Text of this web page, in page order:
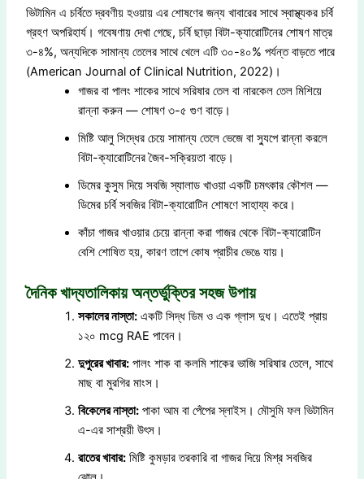
ভিটামিন এ চর্বিতে দ্রবণীয় হওয়ায় এর শোষণের জন্য খাবারের সাথে স্বাস্থ্যকর চর্বি
গ্রহণ অপরিহার্য। গবেষণায় দেখা গেছে, চর্বি ছাড়া বিটা-ক্যারোটিনের শোষণ মাত্র
৩-৪%, অন্যদিকে সামান্য তেলের সাথে খেলে এটি ৩০-৪০% পর্যন্ত বাড়তে পারে
(American Journal of Clinical Nutrition, 2022)।
গাজর বা পালং শাকের সাথে সরিষার তেল বা নারকেল তেল মিশিয়ে
রান্না করুন — শোষণ ৩-৫ গুণ বাড়ে।
মিষ্টি আলু সিদ্ধের চেয়ে সামান্য তেলে ভেজে বা স্যুপে রান্না করলে
বিটা-ক্যারোটিনের জৈব-সক্রিয়তা বাড়ে।
ডিমের কুসুম দিয়ে সবজি স্যালাড খাওয়া একটি চমৎকার কৌশল —
ডিমের চর্বি সবজির বিটা-ক্যারোটিন শোষণে সাহায্য করে।
কাঁচা গাজর খাওয়ার চেয়ে রান্না করা গাজর থেকে বিটা-ক্যারোটিন
বেশি শোষিত হয়, কারণ তাপে কোষ প্রাচীর ভেঙে যায়।
দৈনিক খাদ্যতালিকায় অন্তর্ভুক্তির সহজ উপায়
সকালের নাস্তা: একটি সিদ্ধ ডিম ও এক গ্লাস দুধ। এতেই প্রায়
১২০ mcg RAE পাবেন।
দুপুরের খাবার: পালং শাক বা কলমি শাকের ভাজি সরিষার তেলে, সাথে
মাছ বা মুরগির মাংস।
বিকেলের নাস্তা: পাকা আম বা পেঁপের স্লাইস। মৌসুমি ফল ভিটামিন
এ-এর সাশ্রয়ী উৎস।
রাতের খাবার: মিষ্টি কুমড়ার তরকারি বা গাজর দিয়ে মিশ্র সবজির